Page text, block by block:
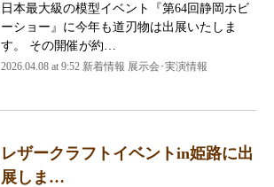
日本最大級の模型イベント『第64回静岡ホビ
ーショー』に今年も道刃物は出展いたしま
す。 その開催が約…
2026.04.08 at 9:52 新着情報 展示会･実演情報
レザークラフトイベントin姫路に出
展しま…